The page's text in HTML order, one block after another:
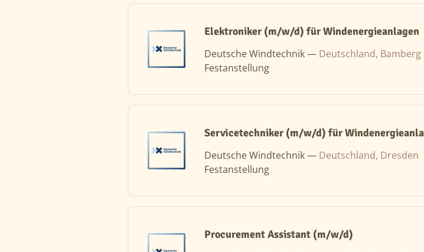
Elektroniker (m/w/d) für Windenergieanlagen
Deutsche Windtechnik — Deutschland, Bamberg
Festanstellung
Servicetechniker (m/w/d) für
Deutsche Windtechnik — Deutschland, Dresden
Festanstellung
Procurement Assistant (m/w/d)